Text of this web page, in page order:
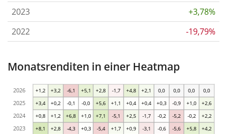
2023
+3,78%
2022
-19,79%
Monatsrenditen in einer Heatmap
+8,1 +2,8 -4,3 +0,3 -5,4 +1,7 +0,9 -3,1 -0,6 -5,6 +5,8 +4,2
+0,8 +1,2 +6,8 +1,0 +7,1 -5,1 +2,5 -1,7 -0,2 -5,2 -0,2 +2,2
+3,4 +0,2 -0,1 -0,0 +5,6 +1,1 +0,4 +0,4 +0,3 -0,9 +1,0 +2,6
+1,2 +3,2 -6,1 +5,1 +2,8 -1,7 +4,8 +2,1 0,0 0,0 0,0 0,0
2023
2024
2025
2026